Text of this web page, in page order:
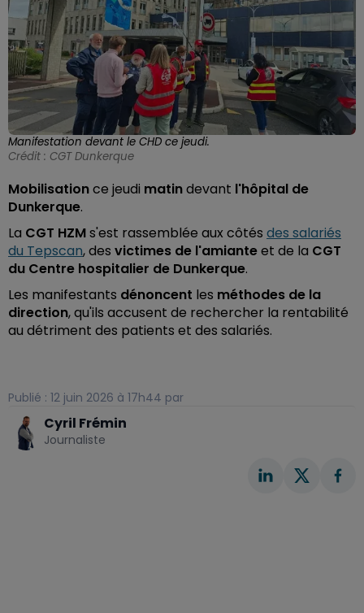
Manifestation devant le CHD ce jeudi.
Crédit : CGT Dunkerque
Mobilisationce jeudi matindevant l'hôpital de
Dunkerque.
La CGT HZMs'est rassemblée aux côtés des salariés
du Tepscan, des victimes de l'amianteet de la CGT
du Centre hospitalier de Dunkerque.
Les manifestants dénoncent les méthodes de la
direction, qu'ils accusent de rechercher la rentabilité
au détriment des patients et des salariés.
Publié : 12 juin 2026 à 17h44 par
Cyril Frémin
Journaliste